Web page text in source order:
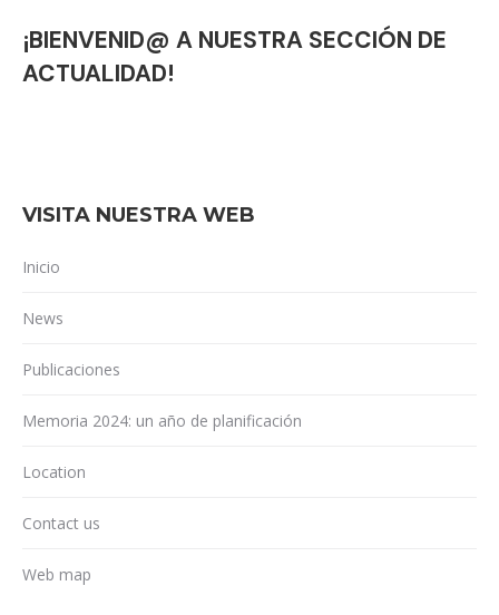
¡BIENVENID@ A NUESTRA SECCIÓN DE
ACTUALIDAD!
VISITA NUESTRA WEB
Inicio
News
Publicaciones
Memoria 2024: un año de planificación
Location
Contact us
Web map